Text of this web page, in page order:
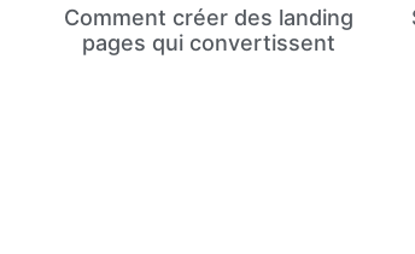
Comment créer des landing
pages qui convertissent